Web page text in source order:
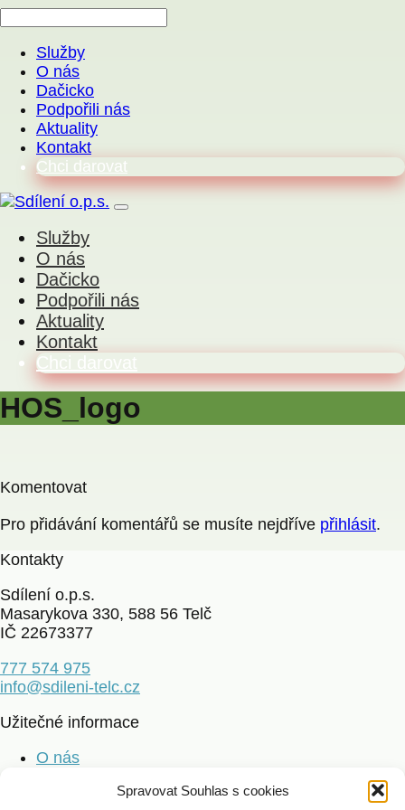
Spravovat Souhlas s cookies
Služby
O nás
Dačicko
Podpořili nás
Aktuality
Kontakt
Chci darovat
Služby
O nás
Dačicko
Podpořili nás
Aktuality
Kontakt
Chci darovat
HOS_logo
Komentovat
Pro přidávání komentářů se musíte nejdříve přihlásit.
Kontakty
Sdílení o.p.s.
Masarykova 330, 588 56 Telč
IČ 22673377
777 574 975
info@sdileni-telc.cz
Užitečné informace
O nás
Dárci a poděkování